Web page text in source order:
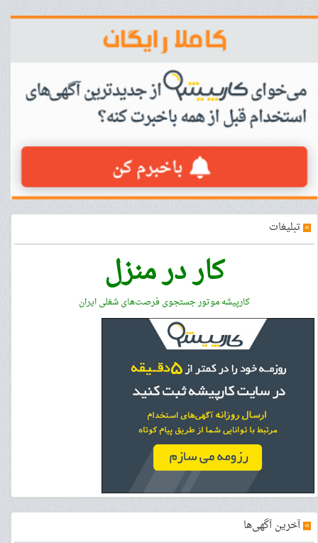
» تبلیغات
کار در منزل
کارپیشه موتور جستجوی فرصت‌های شغلی ایران
»آخرین آگهی‌ها